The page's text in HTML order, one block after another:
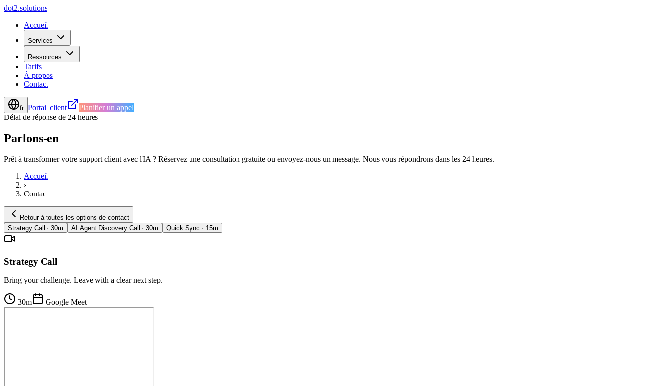
dot2.solutions
Accueil
Services
Ressources
Tarifs
À propos
Contact
fr Portail client
Planifier un appel
Délai de réponse de 24 heures
Parlons-en
Prêt à transformer votre support client avec l'IA ? Réservez une consultation gratuite ou envoyez-nous un message. Nous vous répondrons dans les 24 heures.
Accueil
›
Contact
Retour à toutes les options de contact
Strategy Call
· 30m AI Agent Discovery Call · 30m Quick Sync · 15m
Strategy Call
Bring your challenge. Leave with a clear next step.
30m Google Meet